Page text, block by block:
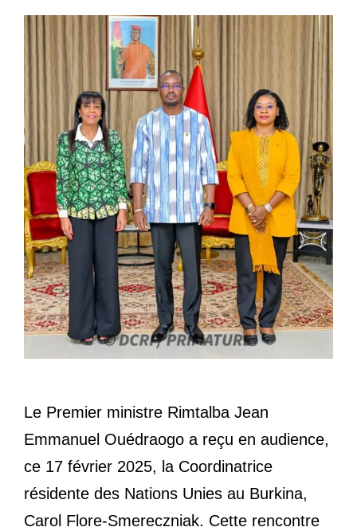
Le Premier ministre Rimtalba Jean
Emmanuel Ouédraogo a reçu en audience,
ce 17 février 2025, la Coordinatrice
résidente des Nations Unies au Burkina,
Carol Flore-Smereczniak. Cette rencontre